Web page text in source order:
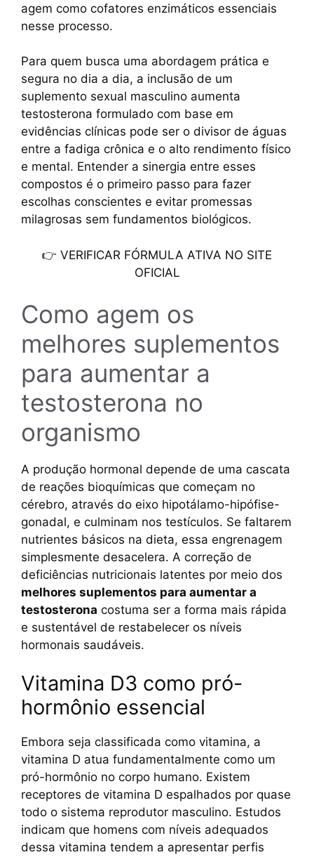
agem como cofatores enzimáticos essenciais
nesse processo.
Para quem busca uma abordagem prática e
segura no dia a dia, a inclusão de um
suplemento sexual masculino aumenta
testosterona formulado com base em
evidências clínicas pode ser o divisor de águas
entre a fadiga crônica e o alto rendimento físico
e mental. Entender a sinergia entre esses
compostos é o primeiro passo para fazer
escolhas conscientes e evitar promessas
milagrosas sem fundamentos biológicos.
👉 VERIFICAR FÓRMULA ATIVA NO SITE
OFICIAL
Como agem os
melhores suplementos
para aumentar a
testosterona no
organismo
A produção hormonal depende de uma cascata
de reações bioquímicas que começam no
cérebro, através do eixo hipotálamo-hipófise-
gonadal, e culminam nos testículos. Se faltarem
nutrientes básicos na dieta, essa engrenagem
simplesmente desacelera. A correção de
deficiências nutricionais latentes por meio dos
melhores suplementos para aumentar a
testosterona costuma ser a forma mais rápida
e sustentável de restabelecer os níveis
hormonais saudáveis.
Vitamina D3 como pró-
hormônio essencial
Embora seja classificada como vitamina, a
vitamina D atua fundamentalmente como um
pró-hormônio no corpo humano. Existem
receptores de vitamina D espalhados por quase
todo o sistema reprodutor masculino. Estudos
indicam que homens com níveis adequados
dessa vitamina tendem a apresentar perfis